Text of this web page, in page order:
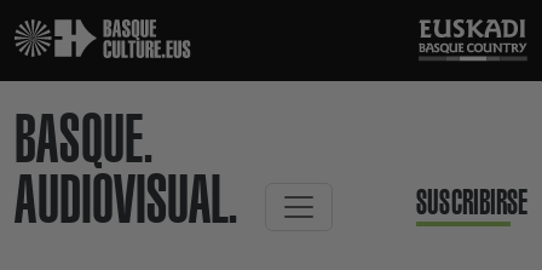
BASQUE.
AUDIOVISUAL.
SUSCRIBIRSE